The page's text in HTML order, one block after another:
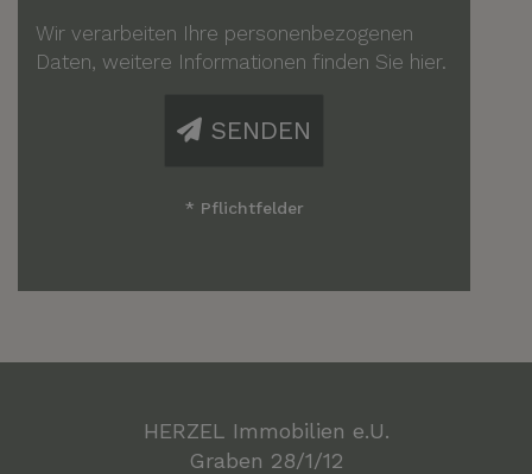
Wir verarbeiten Ihre personenbezogenen
Daten, weitere Informationen finden Sie hier.
SENDEN
* Pflichtfelder
HERZEL Immobilien e.U.
Graben 28/1/12